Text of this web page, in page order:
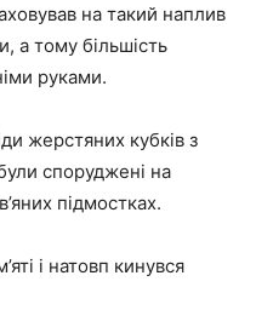
на такий наплив
а тому більшість
руками.
жерстяних кубків з
споруджені на
підмостках.
і натовп кинувся